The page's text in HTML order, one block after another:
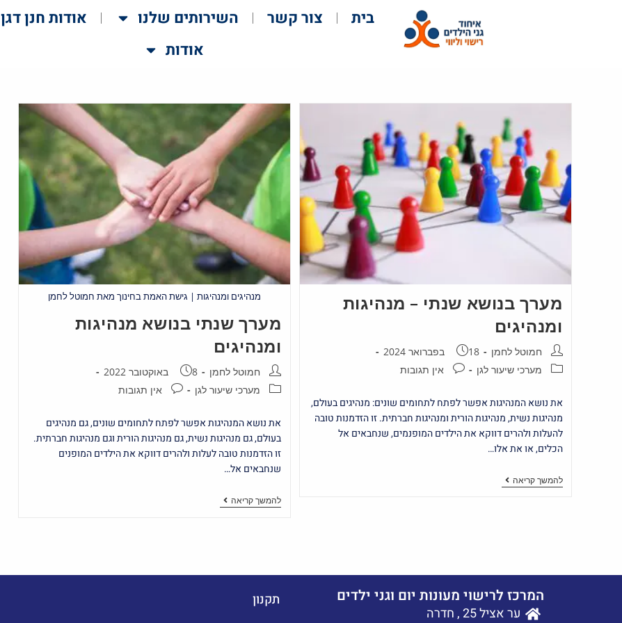
בית צור קשר השירותים שלנו
אודות חנן דגן
אודות
מערך בנושא שנתי – מנהיגות
ומנהיגים
חמוטל לחמן
18 בפברואר 2024
מערכי שיעור לגן
אין תגובות
את נושא המנהיגות אפשר לפתח לתחומים שונים: מנהיגים בעולם,
מנהיגות נשית, מנהיגות הורית ומנהיגות חברתית. זו הזדמנות טובה
להעלות ולהרים דווקא את הילדים המופנמים, שנחבאים אל
הכלים, או את אלו…
להמשך קריאה
מנהיגים ומנהיגות | גישת האמת בחינוך מאת חמוטל לחמן
מערך שנתי בנושא מנהיגות
ומנהיגים
חמוטל לחמן
8 באוקטובר 2022
מערכי שיעור לגן
אין תגובות
את נושא המנהיגות אפשר לפתח לתחומים שונים, גם מנהיגים
בעולם, גם מנהיגות נשית, גם מנהיגות הורית וגם מנהיגות חברתית.
זו הזדמנות טובה לעלות ולהרים דווקא את הילדים המופנים
שנחבאים אל…
להמשך קריאה
המרכז לרישוי מעונות יום וגני ילדים
ער אציל 25 , חדרה
תקנון